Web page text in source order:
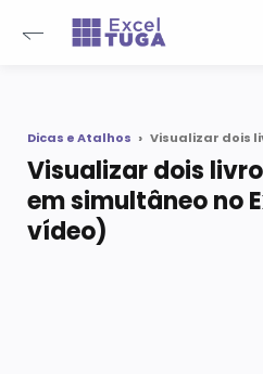
Dicas e Atalhos
Visualizar dois
em simultâneo no
vídeo)